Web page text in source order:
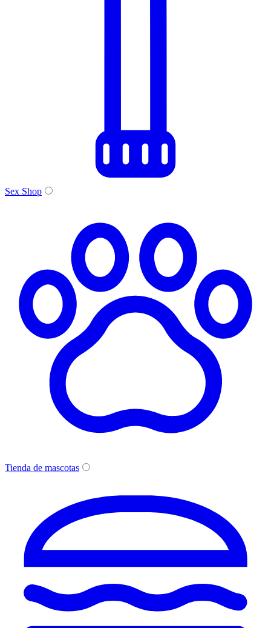
Sex Shop
Tienda de mascotas